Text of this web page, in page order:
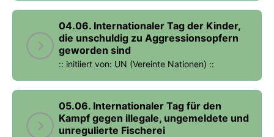
04.06. Internationaler Tag der Kinder,
die unschuldig zu Aggressionsopfern
geworden sind
:: initiiert von: UN (Vereinte Nationen) ::
05.06. Internationaler Tag für den
Kampf gegen illegale, ungemeldete und
unregulierte Fischerei